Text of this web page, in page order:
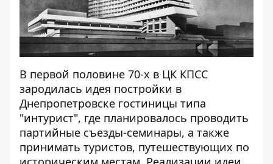
В первой половине 70-х в ЦК КПСС
зародилась идея постройки в
Днепропетровске гостиницы типа
"интурист", где планировалось проводить
партийные съезды-семинары, а также
принимать туристов, путешествующих по